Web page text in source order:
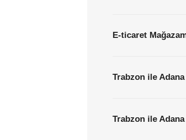
E-ticaret
Trabzon ile
Trabzon ile